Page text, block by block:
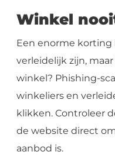
Winkel
Een enorme korting
verleidelijk zijn,
winkel? Phishing-
winkeliers en
klikken. Controleer
de website direct
aanbod is.